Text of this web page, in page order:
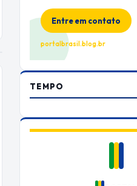
Entre em contato
portalbrasil.blog.br
TEMPO